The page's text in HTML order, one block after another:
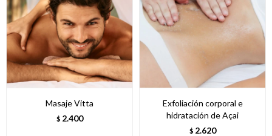
Masaje Vitta
$ 2.400
Exfoliación corporal e
hidratación de Açai
$ 2.620